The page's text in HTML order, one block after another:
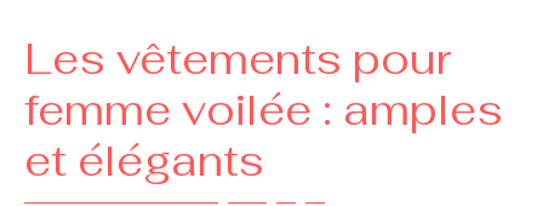
Les vêtements pour
femme voilée : amples
et élégants